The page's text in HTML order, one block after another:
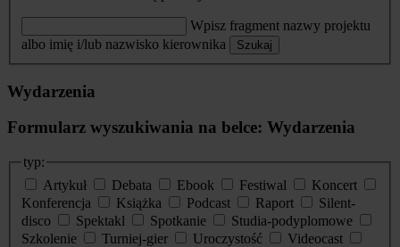
Wpisz fragment nazwy projektu
albo imię i/lub nazwisko kierownika
Szukaj
Wydarzenia
Formularz wyszukiwania na belce: Wydarzenia
typ:
Artykuł
Debata Ebook Festiwal
Koncert
Konferencja
Książka Podcast Raport
Silent-
disco
Spektakl Spotkanie
Studia-podyplomowe
Szkolenie
Turniej-gier Uroczystość
Videocast